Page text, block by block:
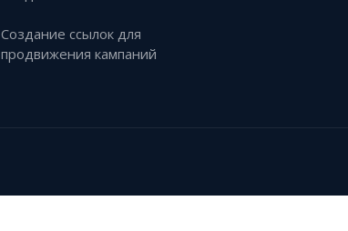
Создание ссылок для
продвижения кампаний